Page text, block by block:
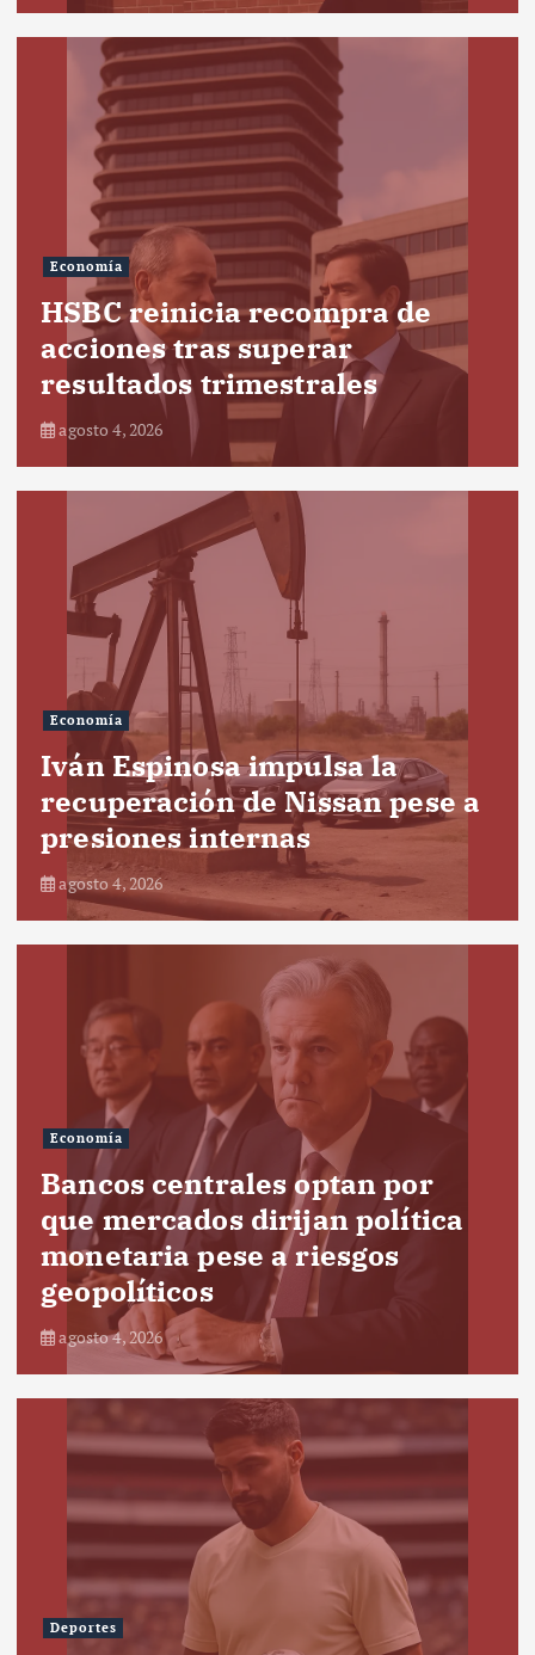
Economía
HSBC reinicia recompra de
acciones tras superar
resultados trimestrales
agosto 4, 2026
Economía
Iván Espinosa impulsa la
recuperación de Nissan pese a
presiones internas
agosto 4, 2026
Economía
Bancos centrales optan por
que mercados dirijan política
monetaria pese a riesgos
geopolíticos
agosto 4, 2026
Deportes